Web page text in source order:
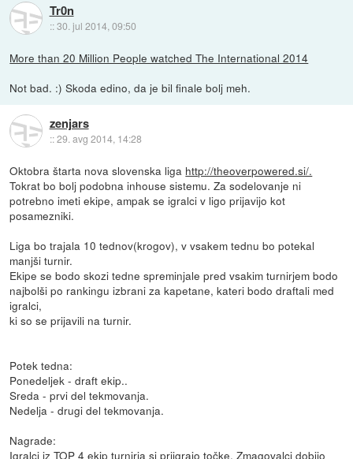
Tr0n
::30. jul 2014, 09:50
More than 20 Million People watched The International 2014
Not bad. :) Skoda edino, da je bil finale bolj meh.
zenjars
::29. avg 2014, 14:28
Oktobra štarta nova slovenska liga http://theoverpowered.si/.
Tokrat bo bolj podobna inhouse sistemu. Za sodelovanje ni
potrebno imeti ekipe, ampak se igralci v ligo prijavijo kot
posamezniki.
Liga bo trajala 10 tednov(krogov), v vsakem tednu bo potekal
manjši turnir.
Ekipe se bodo skozi tedne spreminjale pred vsakim turnirjem bodo
najbolši po rankingu izbrani za kapetane, kateri bodo draftali med
igralci,
ki so se prijavili na turnir.
Potek tedna:
Ponedeljek - draft ekip..
Sreda - prvi del tekmovanja.
Nedelja - drugi del tekmovanja.
Nagrade:
Igralci iz TOP 4 ekip turnirja si priigrajo točke. Zmagovalci dobijo